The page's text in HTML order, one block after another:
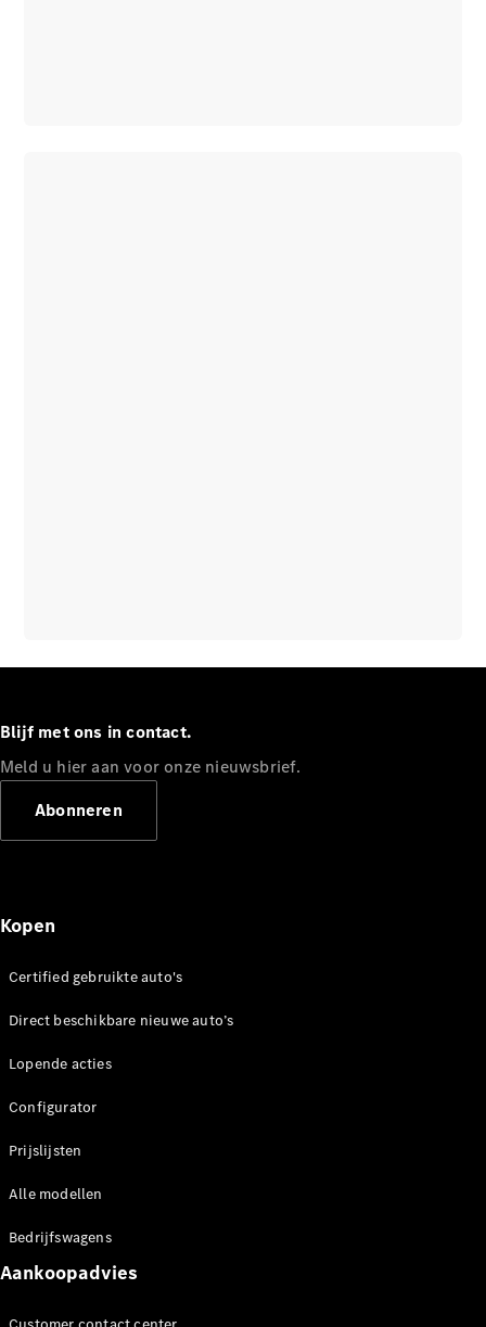
Blijf met ons in contact.
Meld u hier aan voor onze nieuwsbrief.
Abonneren
Kopen
Certified gebruikte auto's
Direct beschikbare nieuwe auto’s
Lopende acties
Configurator
Prijslijsten
Alle modellen
Bedrijfswagens
Aankoopadvies